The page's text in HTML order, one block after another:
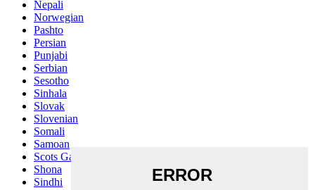
Nepali
Norwegian
Pashto
Persian
Punjabi
Serbian
Sesotho
Sinhala
Slovak
Slovenian
Somali
Samoan
Scots Gaelic
Shona
Sindhi